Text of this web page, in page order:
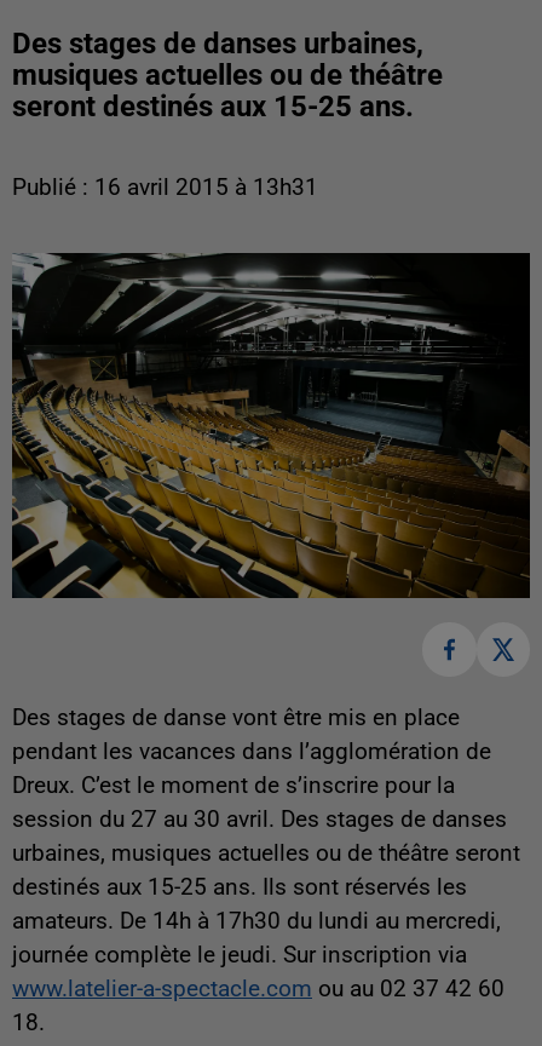
Des stages de danses urbaines,
musiques actuelles ou de théâtre
seront destinés aux 15-25 ans.
Publié : 16 avril 2015 à 13h31
Des stages de danse vont être mis en place
pendant les vacances dans l’agglomération de
Dreux. C’est le moment de s’inscrire pour la
session du 27 au 30 avril. Des stages de danses
urbaines, musiques actuelles ou de théâtre seront
destinés aux 15-25 ans. Ils sont réservés les
amateurs. De 14h à 17h30 du lundi au mercredi,
journée complète le jeudi. Sur inscription via
www.latelier-a-spectacle.com ou au 02 37 42 60
18.